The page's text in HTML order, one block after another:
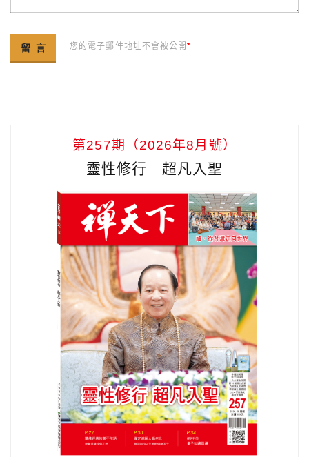
您的電子郵件地址不會被公開*
第257期（2026年8月號）
靈性修行 超凡入聖